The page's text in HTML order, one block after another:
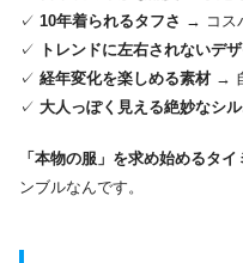
✓ 10年着られるタフさ → コス
✓ トレンドに左右されないデ
✓ 経年変化を楽しめる素材 →
✓ 大人っぽく見える絶妙なシ
「本物の服」を求め始めるタ
ンブルなんです。